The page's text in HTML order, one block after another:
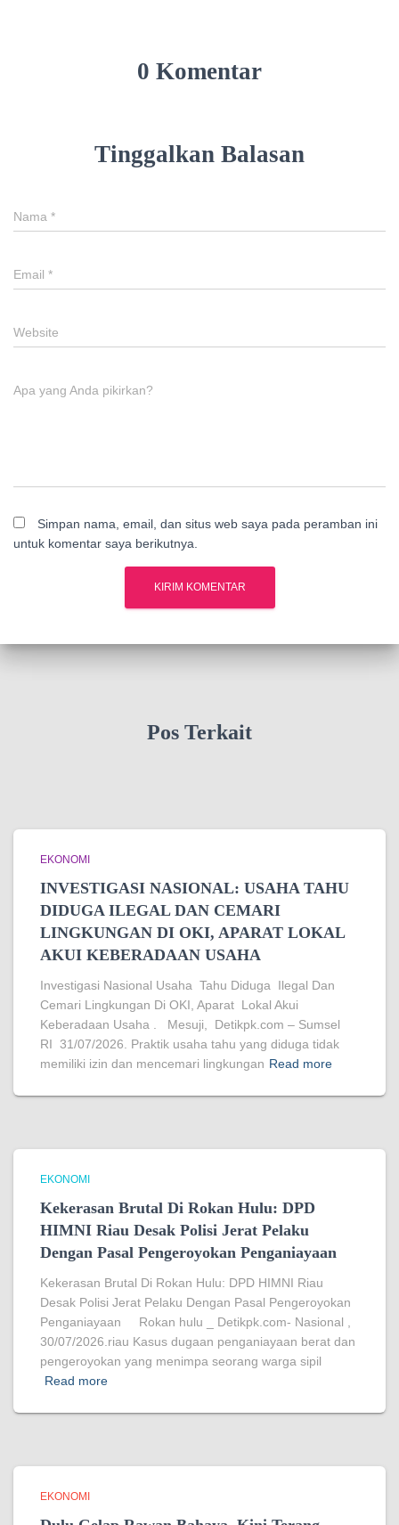
0 Komentar
Tinggalkan Balasan
Nama *
Email *
Website
Apa yang Anda pikirkan?
Simpan nama, email, dan situs web saya pada peramban ini
untuk komentar saya berikutnya.
Pos Terkait
EKONOMI
INVESTIGASI NASIONAL: USAHA TAHU
DIDUGA ILEGAL DAN CEMARI
LINGKUNGAN DI OKI, APARAT LOKAL
AKUI KEBERADAAN USAHA
Investigasi Nasional Usaha Tahu Diduga Ilegal Dan
Cemari Lingkungan Di OKI, Aparat Lokal Akui
Keberadaan Usaha . Mesuji, Detikpk.com – Sumsel
RI 31/07/2026. Praktik usaha tahu yang diduga tidak
memiliki izin dan mencemari lingkungan Read more
EKONOMI
Kekerasan Brutal Di Rokan Hulu: DPD
HIMNI Riau Desak Polisi Jerat Pelaku
Dengan Pasal Pengeroyokan Penganiayaan
Kekerasan Brutal Di Rokan Hulu: DPD HIMNI Riau
Desak Polisi Jerat Pelaku Dengan Pasal Pengeroyokan
Penganiayaan Rokan hulu _ Detikpk.com- Nasional ,
30/07/2026.riau Kasus dugaan penganiayaan berat dan
pengeroyokan yang menimpa seorang warga sipil
Read more
EKONOMI